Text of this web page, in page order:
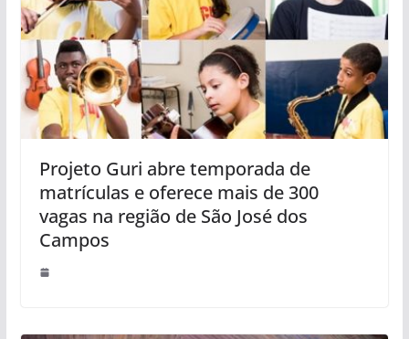
Projeto Guri abre temporada de
matrículas e oferece mais de 300
vagas na região de São José dos
Campos